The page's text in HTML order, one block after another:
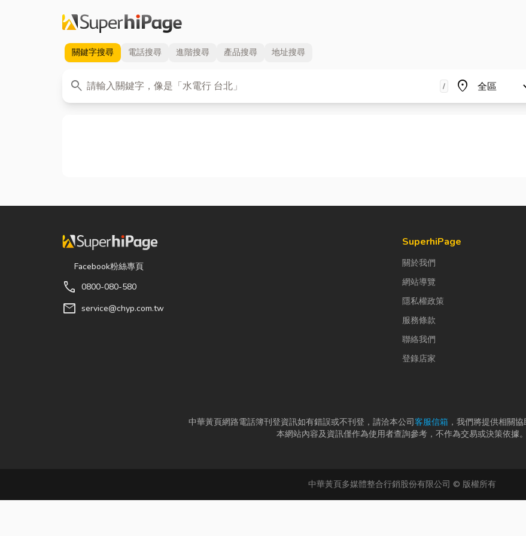
關鍵字搜尋 電話搜尋 進階搜尋 產品搜尋 地址搜尋
search
關鍵字 / place
地區
Facebook粉絲專頁
call 0800-080-580
mail service@chyp.com.tw
SuperhiPage
關於我們
網站導覽
隱私權政策
服務條款
聯絡我們
登錄店家
中華黃頁網路電話簿刊登資訊如有錯誤或不刊登，請洽本公司客服信箱 ，我們將提供相關
本網站內容及資訊僅作為使用者查詢參考，不作為交易或決策依據。
中華黃頁多媒體整合行銷股份有限公司 © 版權所有